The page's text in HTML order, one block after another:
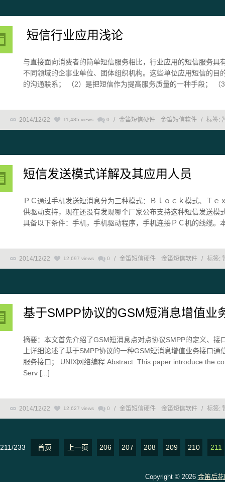
短信行业应用浅论
与直接面向消费者的简单短信服务相比，行业应用的短信服务
不同领域的企事业单位、团体组织机构。这些单位应用短信的
的沟通联系； （2）是把短信作为提高服务质量的一种手段；
2014/12/22 11,485 views 0 / 金笛短信硬件 金笛短信软件 / 标签:
短信发送模式详解及其应用人员
ＰＣ通过手机发送短消息分为三种模式：Ｂｌｏｃｋ模式、Ｔ
供驱动支持，现在还没有发现哪个厂家公布支持这种短信发送
具备以下条件：手机，手机驱动程序，手机连接ＰＣ机的线缆
2014/12/22 12,697 views 0 / 金笛短信硬件 金笛短信软件 / 标签:
基于SMPP协议的GSM短消息增值业
摘要：本文首先介绍了GSM短消息点对点协议SMPP的定义、
上详细论述了基于SMPP协议的一种GSM短消息增值业务接口
服务接口； UNIX网络编程 Abstract: This paper introduce the
Serv [...]
2014/12/22 12,627 views 0 / 金笛短信硬件 金笛短信软件 / 标签:
211/233 首页 上一页 206 207 208 209 210 211
Copyright © 2026 金笛后花